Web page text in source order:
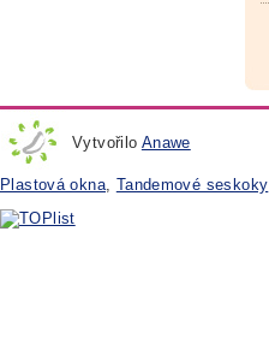
Vytvořilo Anawe
Plastová okna, Tandemové seskoky